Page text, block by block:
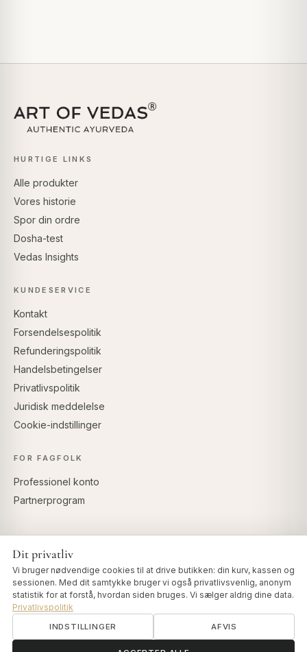
HURTIGE LINKS
Alle produkter
Vores historie
Spor din ordre
Dosha-test
Vedas Insights
KUNDESERVICE
Kontakt
Forsendelsespolitik
Refunderingspolitik
Handelsbetingelser
Privatlivspolitik
Juridisk meddelelse
Cookie-indstillinger
FOR FAGFOLK
Professionel konto
Partnerprogram
info@artofvedas.com
Dit privatliv
Vi bruger nødvendige cookies til at drive butikken: din kurv, kassen og
sessionen. Med dit samtykke bruger vi også privatlivsvenlig, anonym
statistik for at forstå, hvordan siden bruges. Vi sælger aldrig dine data.
Privatlivspolitik
INDSTILLINGER AFVIS